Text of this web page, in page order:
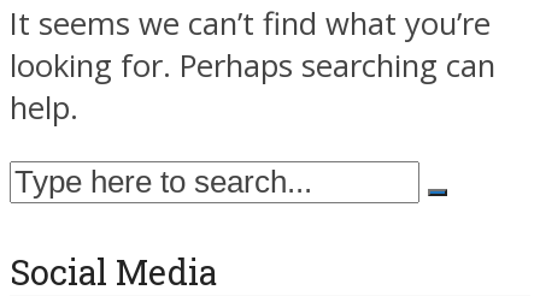
It seems we can’t find what you’re
looking for. Perhaps searching can
help.
Social Media